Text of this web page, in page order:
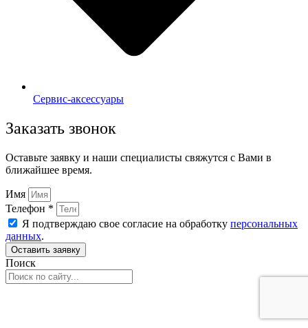
Сервис-аксессуары
Заказать звонок
Оставьте заявку и наши специалисты свяжутся с Вами в
ближайшее время.
Имя
Телефон *
Я подтверждаю свое согласие на обработку персональных
данных.
Оставить заявку
Поиск